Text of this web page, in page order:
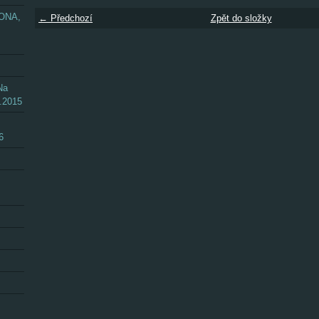
← Předchozí Zpět do složky